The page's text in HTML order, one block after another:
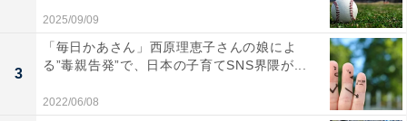
1年間で靴を購入する頻度……男女共に「1足」が
最多
2025/09/09
3
「毎日かあさん」西原理恵子さんの娘によ
る”毒親告発”で、日本の子育てSNS界隈が...
2022/06/08